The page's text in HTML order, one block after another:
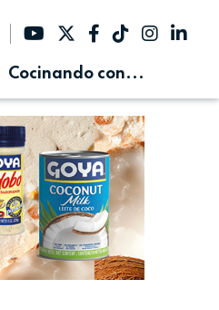
Cocinando con...